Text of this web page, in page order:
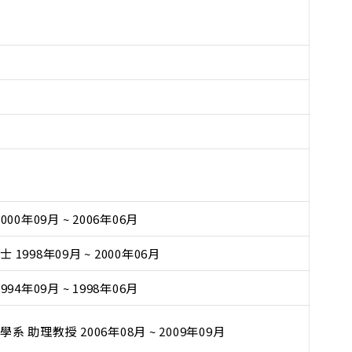
年09月 ~ 2006年06月
1998年09月 ~ 2000年06月
年09月 ~ 1998年06月
系 助理教授 2006年08月 ~ 2009年09月